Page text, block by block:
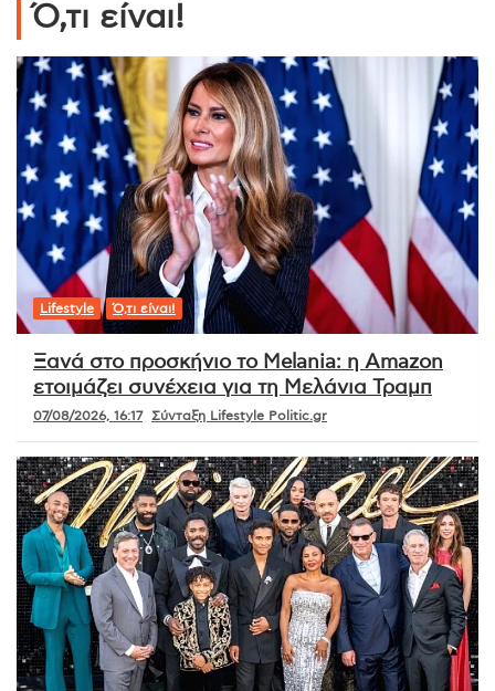
Ό,τι είναι!
Lifestyle Ό,τι είναι!
Ξανά στο προσκήνιο το Melania: η Amazon
ετοιμάζει συνέχεια για τη Μελάνια Τραμπ
07/08/2026, 16:17 Σύνταξη Lifestyle Politic.gr